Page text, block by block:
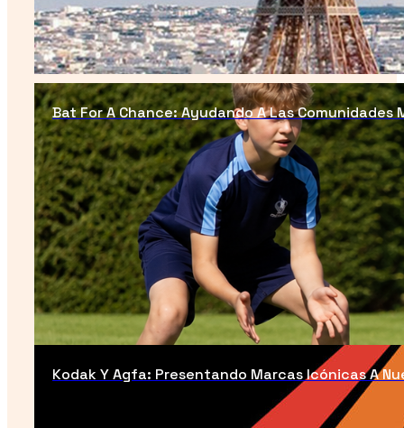
Bat For A Chance: Ayudando A Las Comunidades
Kodak Y Agfa: Presentando Marcas Icónicas A